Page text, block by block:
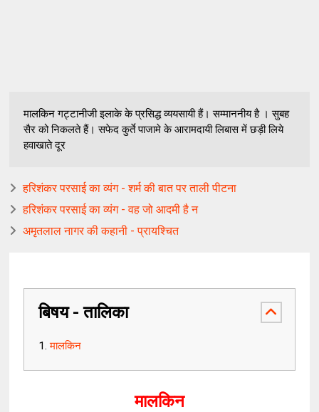
मालकिन गट्टानीजी इलाके के प्रसिद्ध व्ययसायी हैं। सम्माननीय है । सुबह
सैर को निकलते हैं। सफेद कुर्ते पाजामे के आरामदायी लिबास में छड़ी लिये
हवाखाते दूर
हरिशंकर परसाई का व्यंग - शर्म की बात पर ताली पीटना
हरिशंकर परसाई का व्यंग - वह जो आदमी है न
अमृतलाल नागर की कहानी - प्रायश्चित
बिषय - तालिका
मालकिन
मालकिन